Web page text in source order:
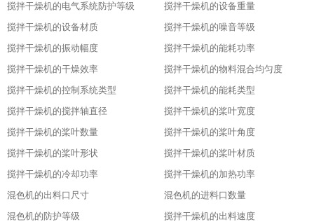
搅拌干燥机的电气系统防护等级
搅拌干燥机的设备重量
搅拌干燥机的设备材质
搅拌干燥机的噪音等级
搅拌干燥机的振动幅度
搅拌干燥机的能耗功率
搅拌干燥机的干燥效率
搅拌干燥机的物料混合均匀度
搅拌干燥机的控制系统类型
搅拌干燥机的能耗类型
搅拌干燥机的搅拌轴直径
搅拌干燥机的桨叶宽度
搅拌干燥机的桨叶数量
搅拌干燥机的桨叶角度
搅拌干燥机的桨叶形状
搅拌干燥机的桨叶材质
搅拌干燥机的冷却功率
搅拌干燥机的加热功率
混色机的出料口尺寸
混色机的进料口数量
混色机的防护等级
搅拌干燥机的出料速度